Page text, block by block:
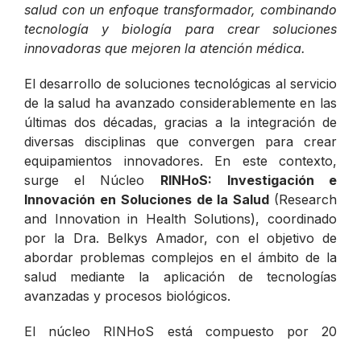
salud con un enfoque transformador, combinando
tecnología y biología para crear soluciones
innovadoras que mejoren la atención médica.
El desarrollo de soluciones tecnológicas al servicio
de la salud ha avanzado considerablemente en las
últimas dos décadas, gracias a la integración de
diversas disciplinas que convergen para crear
equipamientos innovadores. En este contexto,
surge el Núcleo RINHoS:
Investigación e
Innovación en Soluciones de la Salud (Research
and Innovation in Health Solutions), coordinado
por la Dra. Belkys Amador, con el objetivo de
abordar problemas complejos en el ámbito de la
salud mediante la aplicación de tecnologías
avanzadas y procesos biológicos.
El núcleo RINHoS está compuesto por 20